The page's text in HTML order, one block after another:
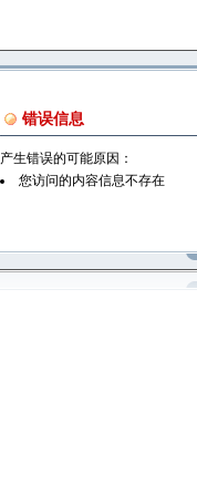
错误信息
产生错误的可能原因：
您访问的内容信息不存在